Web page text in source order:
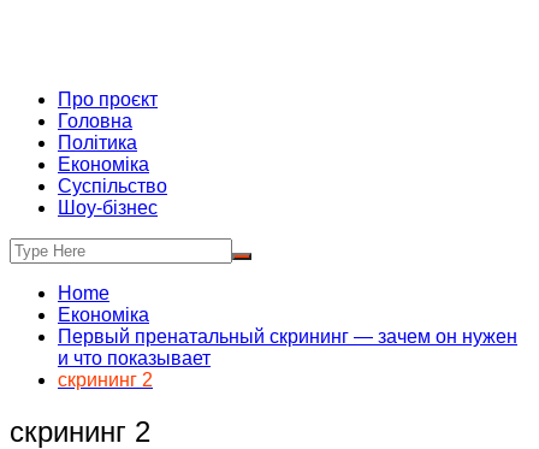
Про проєкт
Головна
Політика
Економіка
Суспільство
Шоу-бізнес
Home
Економіка
Первый пренатальный скрининг — зачем он нужен
и что показывает
скрининг 2
скрининг 2